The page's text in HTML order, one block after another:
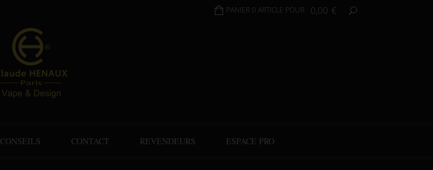
PANIER 0 ARTICLE POUR 0,00 €
CONSEILS CONTACT REVENDEURS ESPACE PRO